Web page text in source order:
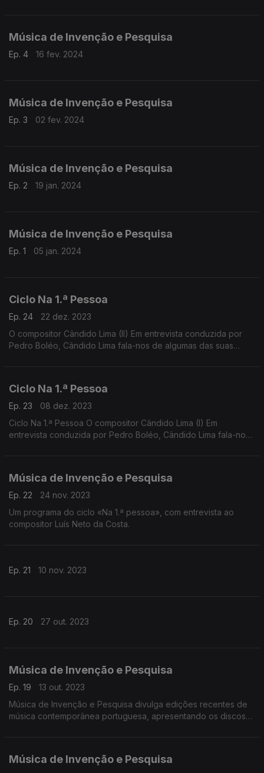
Música de Invenção e Pesquisa
Ep. 4 16 fev. 2024
Música de Invenção e Pesquisa
Ep. 3 02 fev. 2024
Música de Invenção e Pesquisa
Ep. 2 19 jan. 2024
Música de Invenção e Pesquisa
Ep. 1 05 jan. 2024
Ciclo Na 1.ª Pessoa
Ep. 24
22 dez. 2023
O compositor Cândido Lima (II) Em entrevista conduzida por
Pedro Boléo, Cândido Lima fala-nos de algumas das suas
Ciclo Na 1.ª Pessoa
Ep. 23
08 dez. 2023
Ciclo Na 1.ª Pessoa O compositor Cândido Lima (I) Em
entrevista conduzida por Pedro Boléo, Cândido Lima fala-nos
Música de Invenção e Pesquisa
Ep. 22
24 nov. 2023
Um programa do ciclo «Na 1.ª pessoa», com entrevista ao
compositor Luís Neto da Costa.
Ep. 21 10 nov. 2023
Ep. 20 27 out. 2023
Música de Invenção e Pesquisa
Ep. 19
13 out. 2023
Música de Invenção e Pesquisa divulga edições recentes de
música contemporânea portuguesa, apresentando os discos
Música de Invenção e Pesquisa